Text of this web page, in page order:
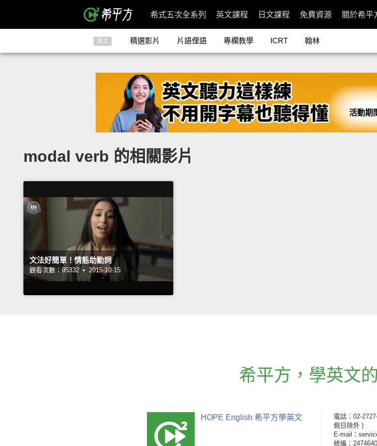
希式五次全系列 英文課程 日文課程 免費資源 關於希平
英文 精選影片 片語俚語 專欄教學 ICRT 翰林
活動期
modal verb 的相關影片
文法好簡單！情態助動詞
觀看次數：95332 • 2015-10-15
希平方 ， 學英文
HOPE English 希平方學英文 電話：02-
假日除外 )
E-mail：
統編：